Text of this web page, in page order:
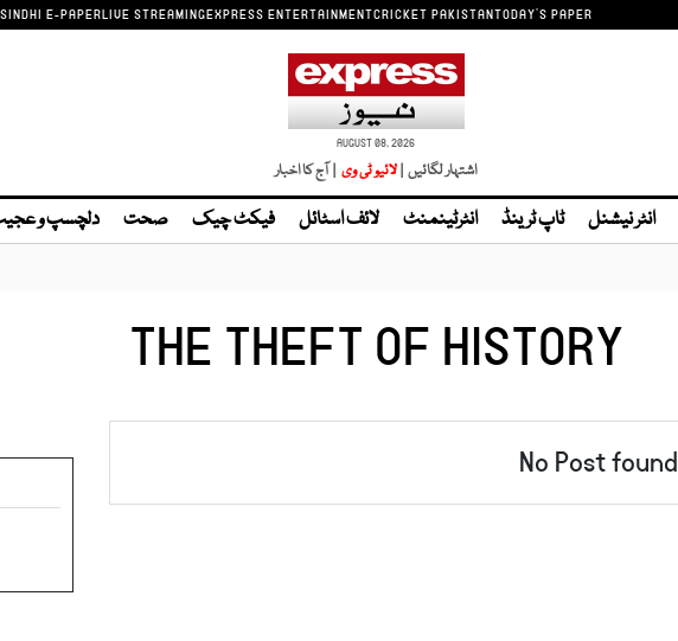
SINDHI E-PAPERLIVE STREAMINGEXPRESS ENTERTAINMENTCRICKET PAKISTANTODAY'S PAPER
AUGUST 08, 2026
اشتہار لگائیں |لائیو ٹی وی | آج کا اخبار
انٹر نیشنل ٹاپ ٹرینڈ انٹرٹینمنٹ لائف اسٹائل فیکٹ چیک صحت دلچسپ و
THE THEFT OF HISTORY
No Post found